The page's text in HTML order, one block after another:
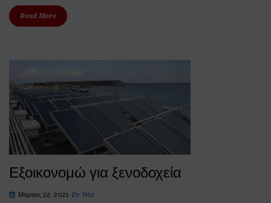
Read More
Εξοικονομώ για ξενοδοχεία
Μάρτιος 22, 2021
Νέα